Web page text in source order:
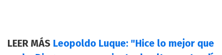
LEER MÁS Leopoldo Luque: "Hice lo mejor que